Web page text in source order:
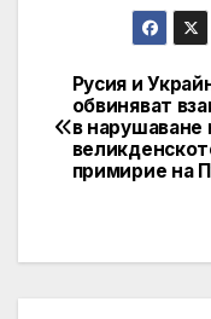
Post
Русия и
обвиняват
в нарушаване
примирие на